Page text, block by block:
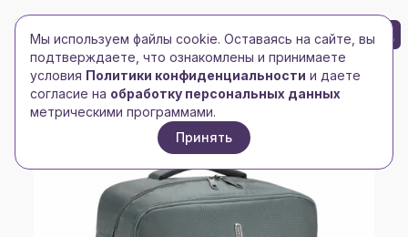
Toggle navigation
Toggle navigation
БРЕНД-ЛОГО 0
Главная/Рюкзаки/Рюкзаки на каждый день /
Рюкзак Ironik 2.0 L, серый
Мы используем файлы cookie. Оставаясь на сайте, вы
подтверждаете, что ознакомлены и принимаете
условия Политики конфиденциальности и даете
согласие на обработку персональных данных
метрическими программами.
Принять